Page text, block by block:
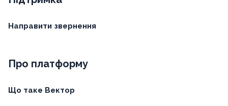
Направити звернення
Про платформу
Що таке Вектор